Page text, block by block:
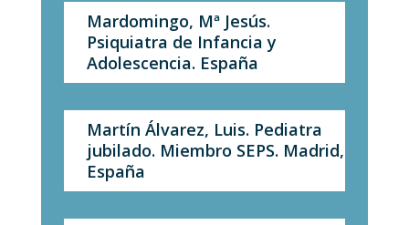
Mardomingo, Mª Jesús.
Psiquiatra de Infancia y
Adolescencia. España
Martín Álvarez, Luis. Pediatra
jubilado. Miembro SEPS. Madrid,
España